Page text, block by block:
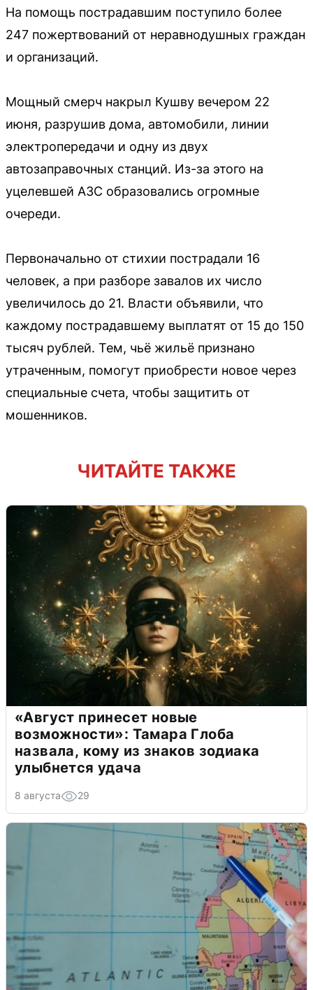
На помощь пострадавшим поступило более
247 пожертвований от неравнодушных граждан
и организаций.
Мощный смерч накрыл Кушву вечером 22
июня, разрушив дома, автомобили, линии
электропередачи и одну из двух
автозаправочных станций. Из-за этого на
уцелевшей АЗС образовались огромные
очереди.
Первоначально от стихии пострадали 16
человек, а при разборе завалов их число
увеличилось до 21. Власти объявили, что
каждому пострадавшему выплатят от 15 до 150
тысяч рублей. Тем, чьё жильё признано
утраченным, помогут приобрести новое через
специальные счета, чтобы защитить от
мошенников.
ЧИТАЙТЕ ТАКЖЕ
«Август принесет новые
возможности»: Тамара Глоба
назвала, кому из знаков зодиака
улыбнется удача
8 августа 29